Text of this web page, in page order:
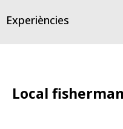
Experiències
Local fisherman